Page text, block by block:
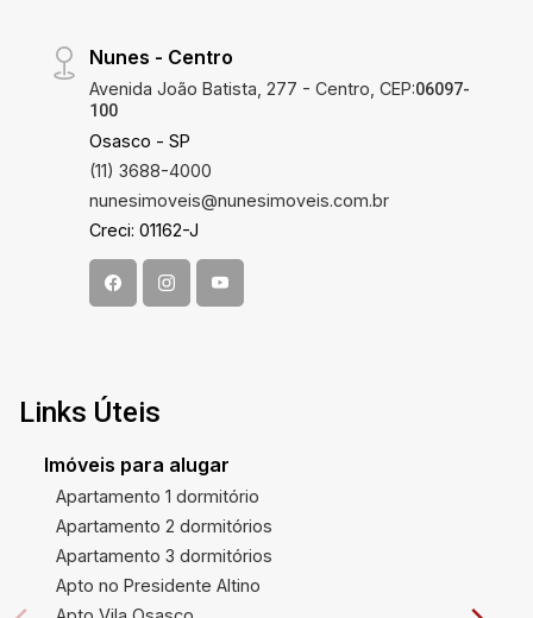
Nunes - Centro
Avenida João Batista, 277 - Centro, CEP:06097-
100
Osasco - SP
(11) 3688-4000
nunesimoveis@nunesimoveis.com.br
Creci: 01162-J
Links Úteis
Imóveis para alugar
Apartamento 1 dormitório
Apartamento 2 dormitórios
Apartamento 3 dormitórios
Apto no Presidente Altino